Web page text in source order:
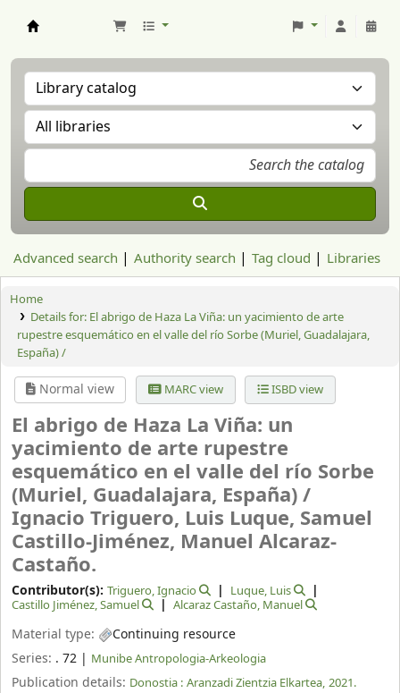
Advanced search Authority search Tag cloud Libraries
Home
Details for: El abrigo de Haza La Viña: un yacimiento de arte
rupestre esquemático en el valle del río Sorbe (Muriel, Guadalajara,
España) /
Normal view MARC view ISBD view
El abrigo de Haza La Viña: un
yacimiento de arte rupestre
esquemático en el valle del río Sorbe
(Muriel, Guadalajara, España) /
Ignacio Triguero, Luis Luque, Samuel
Castillo-Jiménez, Manuel Alcaraz-
Castaño.
Contributor(s): Triguero, Ignacio
Luque, Luis
Castillo Jiménez, Samuel
Alcaraz Castaño, Manuel
Material type:
Continuing resource
Series: . 72 | Munibe Antropologia-Arkeologia
Publication details: Donostia : Aranzadi Zientzia Elkartea, 2021.